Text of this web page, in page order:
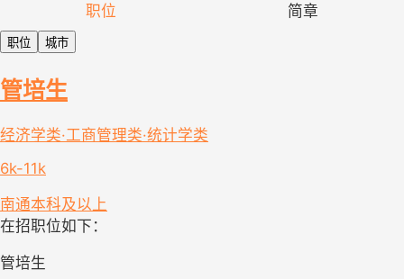
职位 简章
职位 城市
管培生
经济学类·工商管理类·统计学类
6k-11k
南通本科及以上
在招职位如下：
管培生